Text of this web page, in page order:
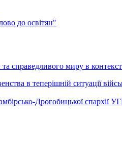
до освітян"
миру в
в теперішній ситуації
Дрогобицької єпархії